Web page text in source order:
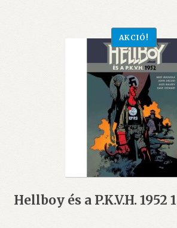
Hellboy és a P.K.V.H. 1952
AKCIÓ!